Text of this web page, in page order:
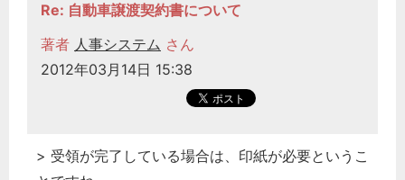
Re: 自動車譲渡契約書について
著者 人事システム さん
2012年03月14日 15:38
> 受領が完了している場合は、印紙が必要というこ